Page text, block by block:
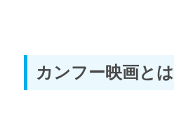
カンフー映画とは